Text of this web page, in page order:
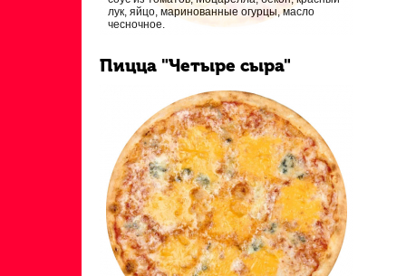
лук, яйцо, маринованные огурцы, масло
чесночное.
Пицца "Четыре сыра"